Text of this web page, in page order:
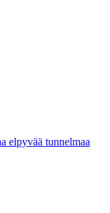
elpyvää tunnelmaa